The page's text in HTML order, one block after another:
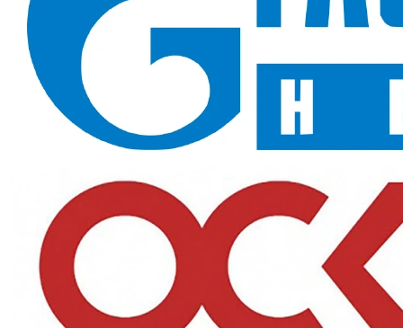
В наличии в SIZMAG (Москва), отгрузка в день заказа
Костюм Нейч-2 СОП с капюшоном (тк.Смесовая,210) п/к,
т.синий/васильковый— летний костюм с капюшоном на
куртке для защиты от внезапного дождя и ветра без
необходимости брать отдельную накидку. Молния и планка на
кнопках обеспечивают дополнительную герметичность у
ворота, а полукомбинезон с высокой спинкой закрывает
Назначение и сферы применения
Работы на открытом воздухе с переменной погодой — стройка,
склады под навесом, дорожные бригады, где капюшон экономит
время на смену погоды.
Ключевые преимущества
Капюшон в комплекте:
защита от дождя и ветра без